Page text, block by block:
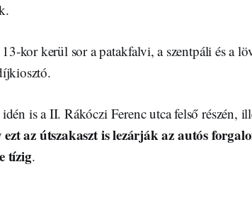
13-kor kerül sor a patakfalvi, a szentpáli és a
is a II. Rákóczi Ferenc utca felső részén,
ezt az útszakaszt is lezárják az autós
tízig.